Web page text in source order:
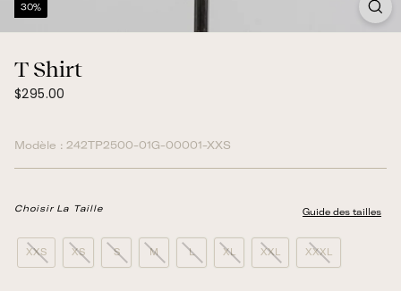
30%
T Shirt
Prix
$295.00
Modèle : 242TP2500-01G-00001-XXS
Choisir La Taille Guide des tailles
XXS XS S M L XL XXL XXXL